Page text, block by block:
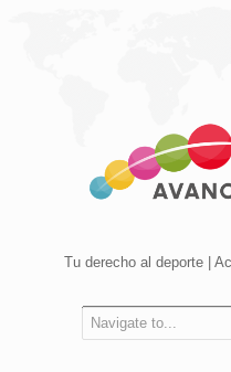
Tu derecho al deporte |
Navigate to...